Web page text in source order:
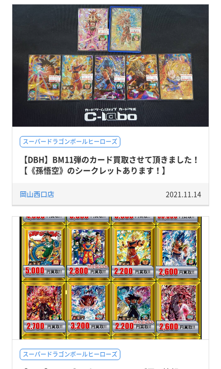
スーパードラゴンボールヒーローズ
【DBH】BM11弾のカード買取させて頂きました！
【《孫悟空》のシークレットあります！】
岡山西口店 2021.11.14
スーパードラゴンボールヒーローズ